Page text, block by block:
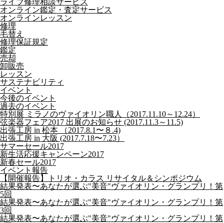
ライブ修理相談サービス
オンライン鑑定・査定サービス
オンラインレッスン
修理
毛替え
修理保証規定
鑑定
売却
卸販売
レッスン
サステナビリティ
イベント
今後のイベント
過去のイベント
特別展 ミラノのヴァイオリン職人（2017.11.10～12.24）
弦楽器フェア2017 出展のお知らせ (2017.11.3～11.5)
出張工房 in 松本 （2017.8.1〜８.4)
出張工房 in 大阪 (2017.7.18〜7.23）
サマーセール2017
新生活応援キャンペーン2017
新春セール2017
イベント報告
【開催報告】トリオ・カラス リサイタル＆シンポジウム
結果発表〜あなたが選ぶ"美音"ヴァイオリン・グランプリ！第
5回
結果発表〜あなたが選ぶ"美音"ヴァイオリン・グランプリ！第
3回
結果発表〜あなたが選ぶ"美音"ヴァイオリン・グランプリ！第